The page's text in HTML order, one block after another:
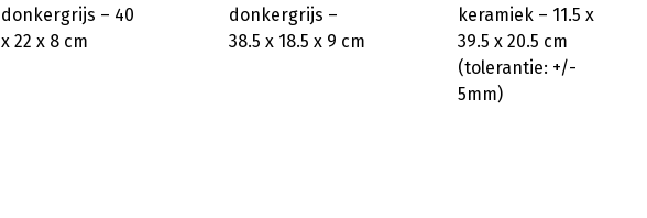
donkergrijs – 40
x 22 x 8 cm
donkergrijs –
38.5 x 18.5 x 9 cm
keramiek – 11.5 x
39.5 x 20.5 cm
(tolerantie: +/-
5mm)